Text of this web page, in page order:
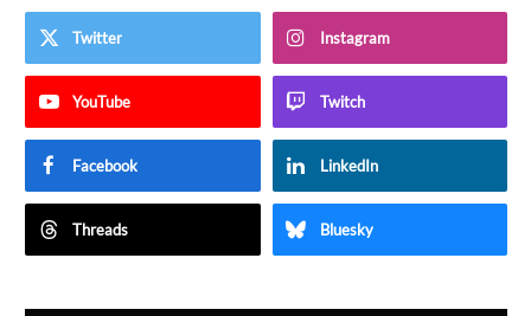
Twitter Instagram
YouTube Twitch
Facebook LinkedIn
Threads Bluesky